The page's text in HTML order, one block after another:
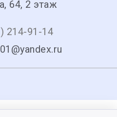
64, 2 этаж
214-91-14